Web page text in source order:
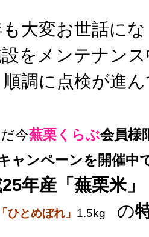
大変お世話に
をメンテナン
調に点検が進
今蕪栗くらぶ会員様
ャンペーンを開催中
年産「蕪栗米
「ひとめぼれ」 1.5kg の